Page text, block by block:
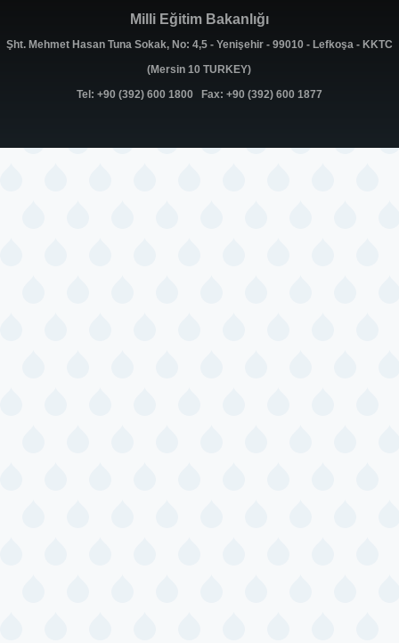
Milli Eğitim Bakanlığı
Şht. Mehmet Hasan Tuna Sokak, No: 4,5 - Yenişehir - 99010 - Lefkoşa - KKTC
(Mersin 10 TURKEY)
Tel: +90 (392) 600 1800 Fax: +90 (392) 600 1877